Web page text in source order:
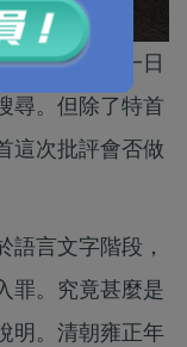
令這本刊物一日
尋。但除了特首
這次批評會否做
語言文字階段，
罪。究竟甚麼是
明。清朝雍正年